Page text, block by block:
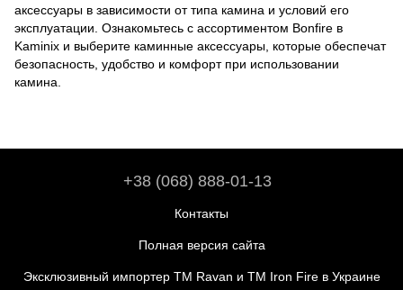
аксессуары в зависимости от типа камина и условий его
эксплуатации. Ознакомьтесь с ассортиментом Bonfire в
Kaminix и выберите каминные аксессуары, которые обеспечат
безопасность, удобство и комфорт при использовании
камина.
+38 (068) 888-01-13
Контакты
Полная версия сайта
Эксклюзивный импортер ТМ Ravan и ТМ Iron Fire в Украине